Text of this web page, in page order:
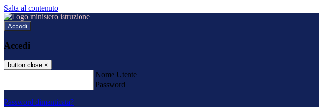
Salta al contenuto
Accedi
Accedi
button close ×
Nome Utente
Password
Password dimenticata?